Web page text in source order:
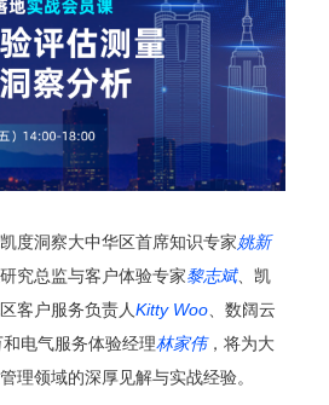
度洞察大中华区首席知识专家姚新
究总监与客户体验专家黎志斌、凯
客户服务负责人Kitty Woo、数阔云
电气服务体验经理林家伟，将为大
理领域的深厚见解与实战经验。